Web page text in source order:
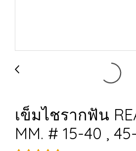
เข็มไชรากฟัน
MM. # 15-40 ,